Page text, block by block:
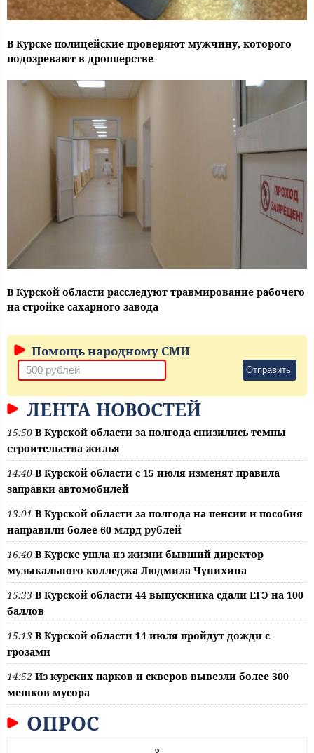
В Курске полицейские проверяют мужчину, которого
подозревают в дропперстве
В Курской области расследуют травмирование рабочего
на стройке сахарного завода
Помощь народному СМИ
Отправить
ЛЕНТА НОВОСТЕЙ
15:50 В Курской области за полгода снизились темпы
строительства жилья
14:40 В Курской области с 15 июля изменят правила
заправки автомобилей
13:01 В Курской области за полгода на пенсии и пособия
направили более 60 млрд рублей
16:40 В Курске ушла из жизни бывший директор
музыкального колледжа Людмила Чунихина
15:33 В Курской области 44 выпускника сдали ЕГЭ на 100
баллов
15:13 В Курской области 14 июля пройдут дожди с
грозами
14:52 Из курских парков и скверов вывезли более 300
мешков мусора
ОПРОС